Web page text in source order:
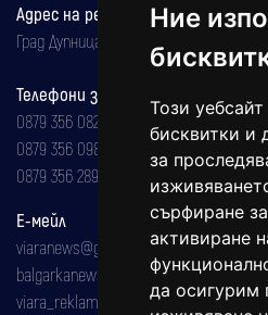
Ние
Този уебсайт
бисквитки и
за
сърфиране
активиране
да осигурим
Адрес на редакцията
Град Дупница, ул.''Христо Ботев" 43
Телефони за реклама и абонаменти
0879 356 082
0879 356 098
0879 356 289
Е-мейл
viaranews@gmail.com
balgarkanews@gmail.com
viara_reklama@mail.bg